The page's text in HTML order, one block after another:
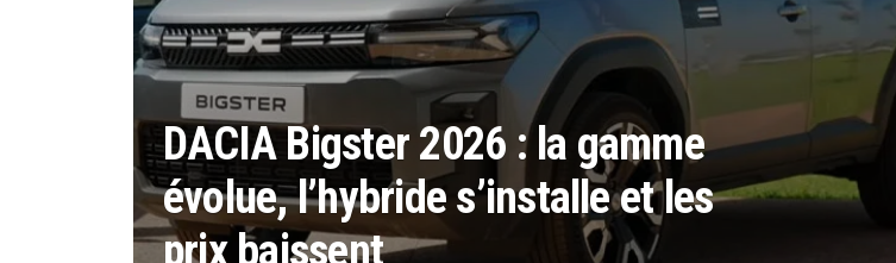
DACIA Bigster 2026 : la gamme
évolue, l’hybride s’installe et les
prix baissent